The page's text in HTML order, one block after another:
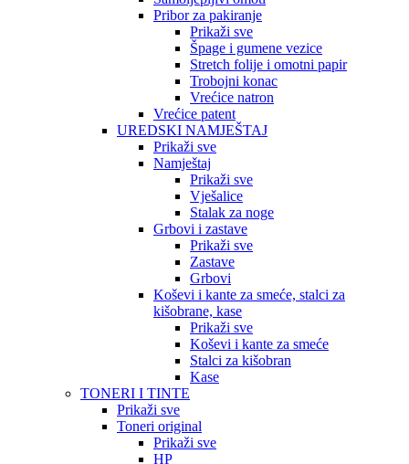
Pribor za pakiranje
Prikaži sve
Špage i gumene vezice
Stretch folije i omotni papir
Trobojni konac
Vrećice natron
Vrećice patent
UREDSKI NAMJEŠTAJ
Prikaži sve
Namještaj
Prikaži sve
Vješalice
Stalak za noge
Grbovi i zastave
Prikaži sve
Zastave
Grbovi
Koševi i kante za smeće, stalci za
kišobrane, kase
Prikaži sve
Koševi i kante za smeće
Stalci za kišobran
Kase
TONERI I TINTE
Prikaži sve
Toneri original
Prikaži sve
HP